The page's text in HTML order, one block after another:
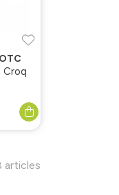
articles